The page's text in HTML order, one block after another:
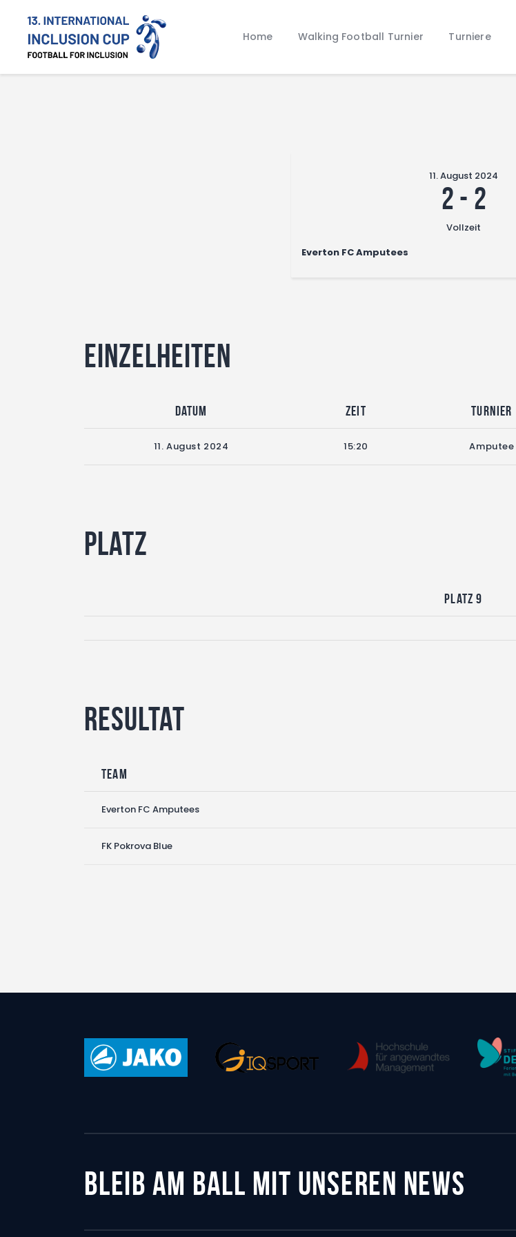
Home Walking Football Turnier Turniere
Walking Football Turnier
Turniere
Everton FC Amputees
11. August 2024
2 - 2
Vollzeit
Einzelheiten
Datum Zeit Turnier
11. August 2024 15:20 Amputee
Platz
Platz 9
Resultat
Team
Everton FC Amputees
FK Pokrova Blue
BLEIB AM BALL MIT UNSEREN NEWS